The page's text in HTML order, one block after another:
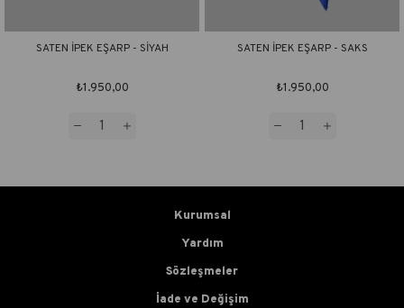
SATEN İPEK EŞARP - SİYAH
₺1.950,00
SATEN İPEK EŞARP - SAKS
₺1.950,00
Kurumsal
Yardım
Sözleşmeler
İade ve Değişim